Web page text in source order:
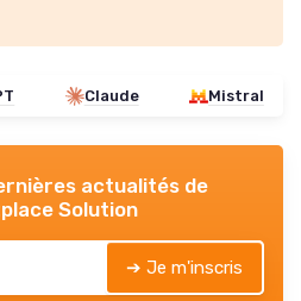
Claude Mistral
actualités de
Solution
➔ Je m'inscris